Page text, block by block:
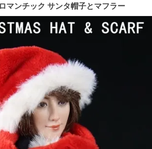
マンチック サンタ帽子とマフラー